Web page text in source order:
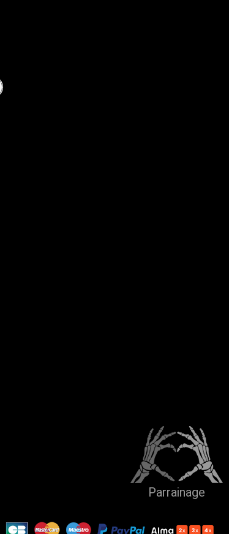
Parrainage